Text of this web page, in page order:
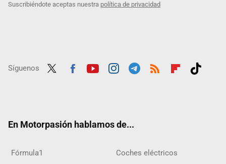
Suscribiéndote aceptas nuestra política de privacidad
Síguenos
En Motorpasión hablamos de...
Fórmula1 Coches eléctricos